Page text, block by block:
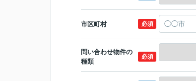
市区町村 必須
問い合わせ物件の
種類
必須